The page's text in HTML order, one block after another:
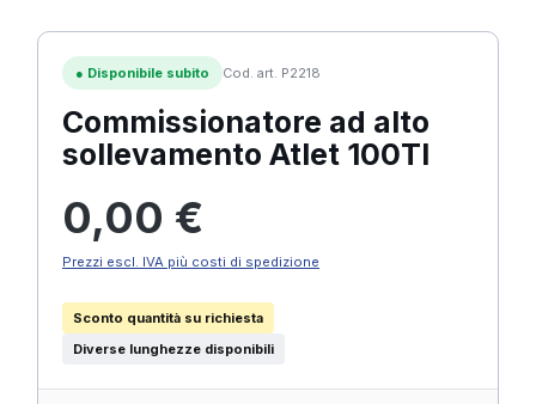
● Disponibile subito Cod. art. P2218
Commissionatore ad alto
sollevamento Atlet 100TI
0,00 €
Prezzi escl. IVA più costi di spedizione
Sconto quantità su richiesta
Diverse lunghezze disponibili